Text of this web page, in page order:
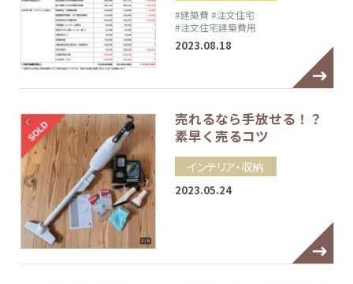
#建築費 #注文住宅
#注文住宅建築費用
2023.08.18
売れるなら手放せる！？
素早く売るコツ
インテリア・収納
2023.05.24